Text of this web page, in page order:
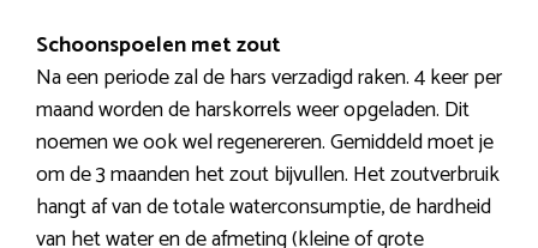
Schoonspoelen met zout
Na een periode zal de hars verzadigd raken. 4 keer per
maand worden de harskorrels weer opgeladen. Dit
noemen we ook wel regenereren. Gemiddeld moet je
om de 3 maanden het zout bijvullen. Het zoutverbruik
hangt af van de totale waterconsumptie, de hardheid
van het water en de afmeting (kleine of grote